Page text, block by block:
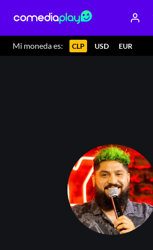
Mi moneda es: CLP USD EUR